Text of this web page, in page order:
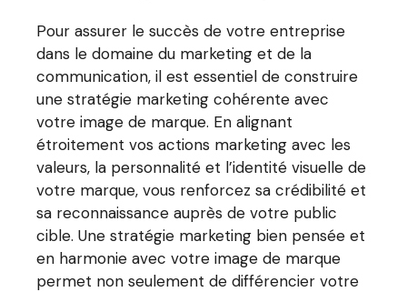
Pour assurer le succès de votre entreprise
dans le domaine du marketing et de la
communication, il est essentiel de construire
une stratégie marketing cohérente avec
votre image de marque. En alignant
étroitement vos actions marketing avec les
valeurs, la personnalité et l’identité visuelle de
votre marque, vous renforcez sa crédibilité et
sa reconnaissance auprès de votre public
cible. Une stratégie marketing bien pensée et
en harmonie avec votre image de marque
permet non seulement de différencier votre